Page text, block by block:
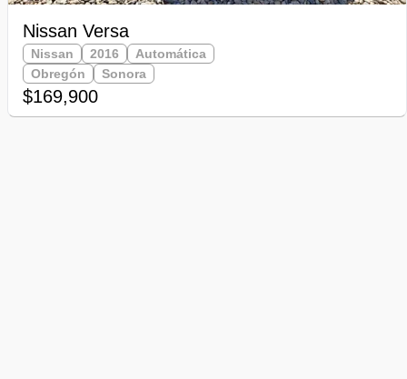
Nissan Versa
Nissan 2016
Automática
Obregón
Sonora
$169,900